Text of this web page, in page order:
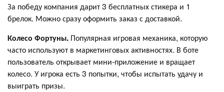
За победу компания дарит 3 бесплатных стикера и 1
брелок. Можно сразу оформить заказ с доставкой.
Колесо Фортуны. Популярная игровая механика, которую
часто используют в маркетинговых активностях. В боте
пользователь открывает мини-приложение и вращает
колесо. У игрока есть 3 попытки, чтобы испытать удачу и
выиграть призы.